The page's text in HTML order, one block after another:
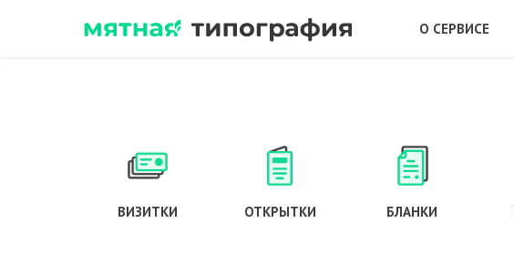
О СЕРВИСЕ
БЛАНКИ
ОТКРЫТКИ
ВИЗИТКИ